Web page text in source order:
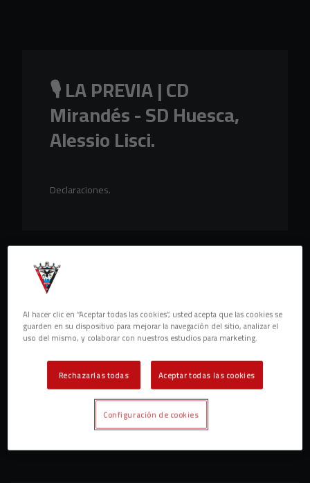
🎙️ LA PREVIA | CD
Mirandés - SD Huesca,
Alessio Lisci.
Declaraciones.
Al hacer clic en “Aceptar todas las cookies”, usted acepta que las cookies se
guarden en su dispositivo para mejorar la navegación del sitio, analizar el
uso del mismo, y colaborar con nuestros estudios para marketing.
Rechazarlas todas Aceptar todas las cookies
Configuración de cookies